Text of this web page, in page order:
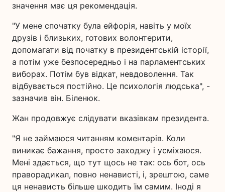
значення має ця рекомендація.
"У мене спочатку була ейфорія, навіть у моїх
друзів і близьких, готових волонтерити,
допомагати від початку в президентській історії,
а потім уже безпосередньо і на парламентських
виборах. Потім був відкат, невдоволення. Так
відбувається постійно. Це психологія людська", -
зазначив він. Біленюк.
Жан продовжує слідувати вказівкам президента.
"Я не займаюся читанням коментарів. Коли
виникає бажання, просто заходжу і усміхаюся.
Мені здається, що тут щось не так: ось бот, ось
праворадикал, повно ненависті, і, зрештою, саме
ця ненависть більше шкодить їм самим. Іноді я